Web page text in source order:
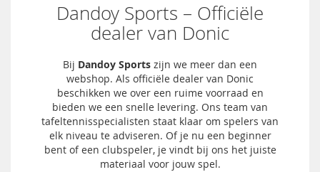
Dandoy Sports – Officiële
dealer van Donic
Bij Dandoy Sports zijn we meer dan een
webshop. Als officiële dealer van Donic
beschikken we over een ruime voorraad en
bieden we een snelle levering. Ons team van
tafeltennisspecialisten staat klaar om spelers van
elk niveau te adviseren. Of je nu een beginner
bent of een clubspeler, je vindt bij ons het juiste
materiaal voor jouw spel.